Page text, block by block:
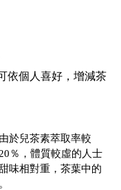
依個人喜好，增減茶
於兒茶素萃取率較
％，體質較虛的人士
味相對重，茶葉中的